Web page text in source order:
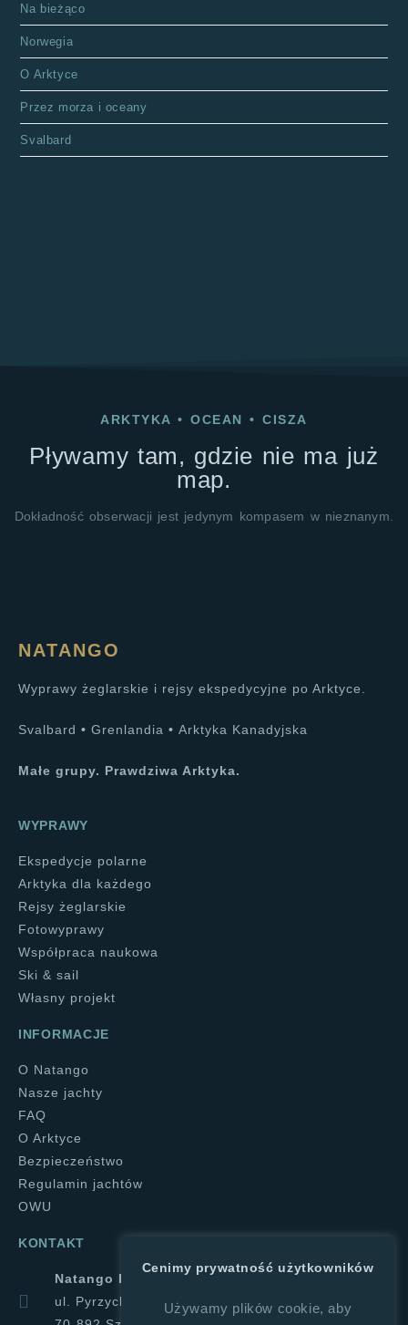
Na bieżąco
Norwegia
O Arktyce
Przez morza i oceany
Svalbard
ARKTYKA• OCEAN• CISZA
Pływamy tam, gdzie nie ma już
map.
Dokładność obserwacji jest jedynym kompasem w nieznanym.
NATANGO
Wyprawy żeglarskie i rejsy ekspedycyjne po Arktyce.
Svalbard • Grenlandia • Arktyka Kanadyjska
Małe grupy. Prawdziwa Arktyka.
WYPRAWY
Ekspedycje polarne
Arktyka dla każdego
Rejsy żeglarskie
Fotowyprawy
Współpraca naukowa
Ski & sail
Własny projekt
INFORMACJE
O Natango
Nasze jachty
FAQ
O Arktyce
Bezpieczeństwo
Regulamin jachtów
OWU
KONTAKT
Natango Halina Górajek
ul. Pyrzycka 1a
Cenimy prywatność użytkowników
Używamy plików cookie, aby